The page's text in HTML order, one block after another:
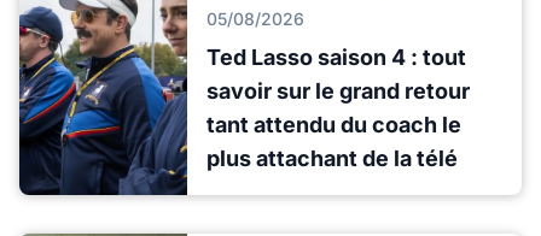
05/08/2026
Ted Lasso saison 4 : tout
savoir sur le grand retour
tant attendu du coach le
plus attachant de la télé